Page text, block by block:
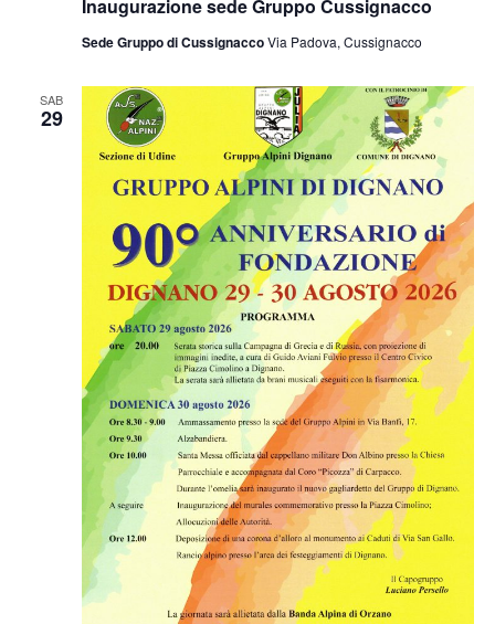
Inaugurazione sede Gruppo Cussignacco
Sede Gruppo di CussignaccoVia Padova, Cussignacco
SAB
29